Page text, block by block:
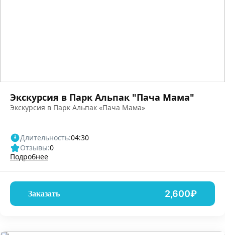
Экскурсия в Парк Альпак "Пача Мама"
Экскурсия в Парк Альпак «Пача Мама»
Длительность:04:30
Отзывы:0
Подробнее
Заказать 2,600₽